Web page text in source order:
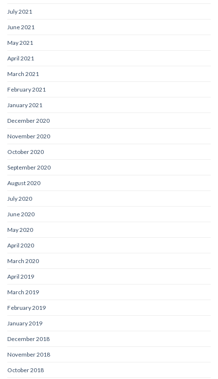
July 2021
June 2021
May 2021
April 2021
March 2021
February 2021
January 2021
December 2020
November 2020
October 2020
September 2020
August 2020
July 2020
June 2020
May 2020
April 2020
March 2020
April 2019
March 2019
February 2019
January 2019
December 2018
November 2018
October 2018